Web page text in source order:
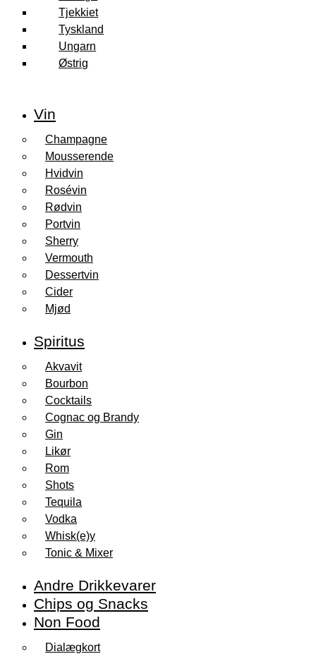
Tjekkiet
Tyskland
Ungarn
Østrig
Vin
Champagne
Mousserende
Hvidvin
Rosévin
Rødvin
Portvin
Sherry
Vermouth
Dessertvin
Cider
Mjød
Spiritus
Akvavit
Bourbon
Cocktails
Cognac og Brandy
Gin
Likør
Rom
Shots
Tequila
Vodka
Whisk(e)y
Tonic & Mixer
Andre Drikkevarer
Chips og Snacks
Non Food
Dialægkort